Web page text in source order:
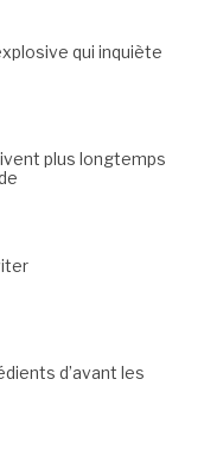
qui inquiète
plus longtemps
d’avant les